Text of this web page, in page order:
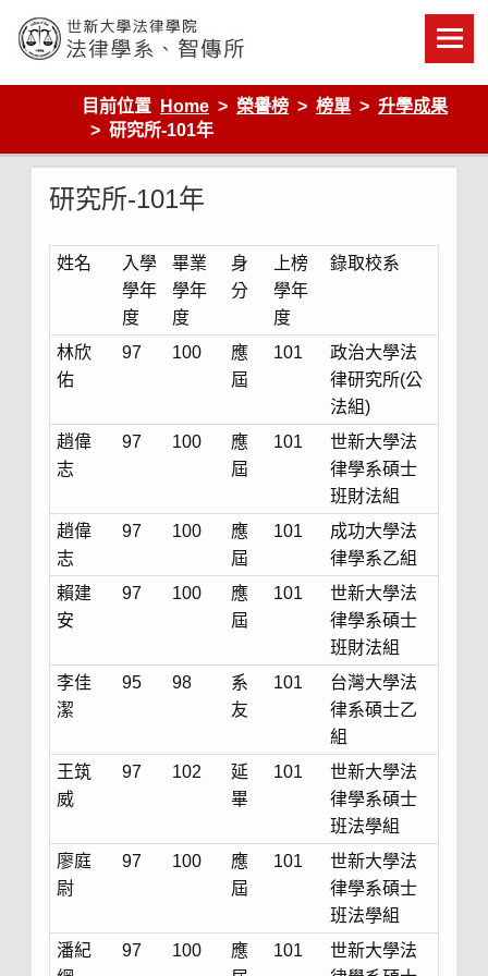
content
世新大學法律學院-法律學系-智慧財產暨科技法律研究所
目前位置
Home 榮譽榜 榜單
升學成果
研究所-101年
研究所-101年
姓名
入學
學年
度
畢業
學年
度
身
分
上榜
學年
度
錄取校系
林欣
佑
97 100
應
屆
101
政治大學法
律研究所(公
法組)
趙偉
志
97 100
應
屆
101
世新大學法
律學系碩士
班財法組
趙偉
志
97 100
應
屆
101
成功大學法
律學系乙組
賴建
安
97 100
應
屆
101
世新大學法
律學系碩士
班財法組
李佳
潔
95 98
系
友
101
台灣大學法
律系碩士乙
組
王筑
威
97 102
延
畢
101
世新大學法
律學系碩士
班法學組
廖庭
尉
97 100
應
屆
101
世新大學法
律學系碩士
班法學組
潘紀
97 100
應
101
世新大學法